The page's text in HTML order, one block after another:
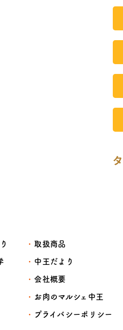
取扱商品
中王だより
会社概要
お肉のマルシェ中王
プライバシーポリシー